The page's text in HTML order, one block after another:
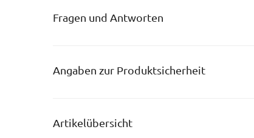
Fragen und Antworten
Angaben zur Produktsicherheit
Artikelübersicht